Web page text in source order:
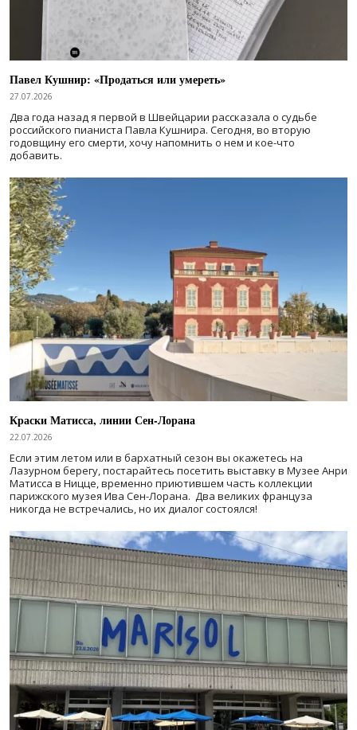
Павел Кушнир: «Продаться или умереть»
27.07.2026
Два года назад я первой в Швейцарии рассказала о судьбе
российского пианиста Павла Кушнира. Сегодня, во вторую
годовщину его смерти, хочу напомнить о нем и кое-что
добавить.
Краски Матисса, линии Сен-Лорана
22.07.2026
Если этим летом или в бархатный сезон вы окажетесь на
Лазурном берегу, постарайтесь посетить выставку в Музее Анри
Матисса в Ницце, временно приютившем часть коллекции
парижского музея Ива Сен-Лорана. Два великих француза
никогда не встречались, но их диалог состоялся!